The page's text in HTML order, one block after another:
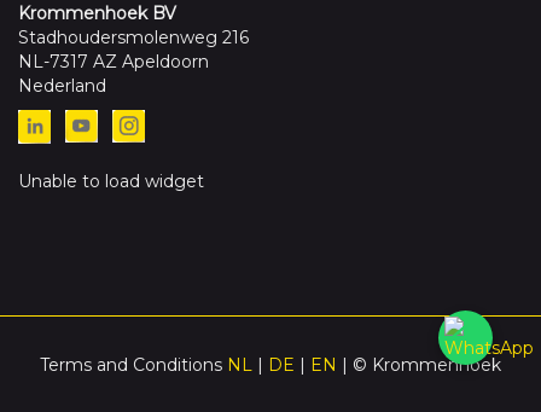
Krommenhoek BV
Stadhoudersmolenweg 216
NL-7317 AZ Apeldoorn
Nederland
Unable to load widget
Terms and Conditions NL | DE | EN | © Krommenhoek